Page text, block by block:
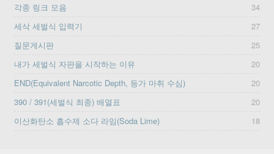
각종 링크 모음
34
세삭 세벌식 입력기
27
질문게시판
25
내가 세벌식 자판을 시작하는 이유
20
END(Equivalent Narcotic Depth, 등가 마취 수심)
20
390 / 391(세벌식 최종) 배열표
20
이산화탄소 흡수제 소다 라임(Soda Lime)
18